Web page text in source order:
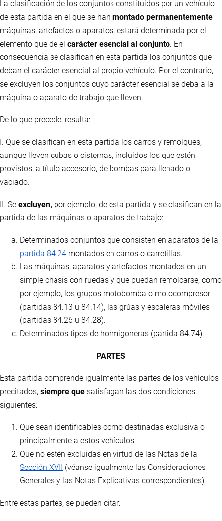
La clasificación de los conjuntos constituidos por un vehículo
de esta partida en el que se han montado permanentemente
máquinas, artefactos o aparatos, estará determinada por el
elemento que dé el carácter esencial al conjunto. En
consecuencia se clasifican en esta partida los conjuntos que
deban el carácter esencial al propio vehículo. Por el contrario,
se excluyen los conjuntos cuyo carácter esencial se deba a la
máquina o aparato de trabajo que lleven.
De lo que precede, resulta:
I. Que se clasifican en esta partida los carros y remolques,
aunque lleven cubas o cisternas, incluidos los que estén
provistos, a título accesorio, de bombas para llenado o
vaciado.
II. Se excluyen, por ejemplo, de esta partida y se clasifican en la
partida de las máquinas o aparatos de trabajo:
Determinados conjuntos que consisten en aparatos de la
partida 84.24 montados en carros o carretillas.
Las máquinas, aparatos y artefactos montados en un
simple chasis con ruedas y que puedan remolcarse, como
por ejemplo, los grupos motobomba o motocompresor
(partidas 84.13 u 84.14), las grúas y escaleras móviles
(partidas 84.26 u 84.28).
Determinados tipos de hormigoneras (partida 84.74).
PARTES
Esta partida comprende igualmente las partes de los vehículos
precitados, siempre que satisfagan las dos condiciones
siguientes:
Que sean identificables como destinadas exclusiva o
principalmente a estos vehículos.
Que no estén excluidas en virtud de las Notas de la
Sección XVII
(véanse igualmente las Consideraciones
Generales y las Notas Explicativas correspondientes).
Entre estas partes, se pueden citar: